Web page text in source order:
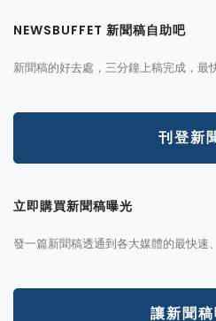
NEWSBUFFET 新聞稿自助吧
新聞稿的好去處，三分鐘上稿完成，最
刊登新
立即購買新聞稿曝光
發一篇新聞稿透通到各大媒體的最快速
讓新聞